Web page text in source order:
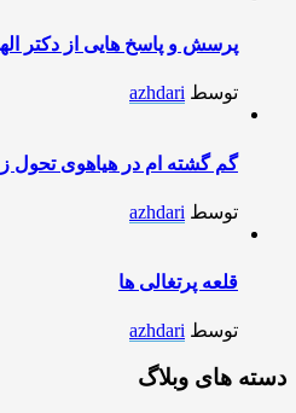
پرسش و پاسخ هایی از دکتر
توسط azhdari
گم گشته ام در هیاهوی تحول
توسط azhdari
قلعه پرتغالی ها
توسط azhdari
دسته های وبلاگ